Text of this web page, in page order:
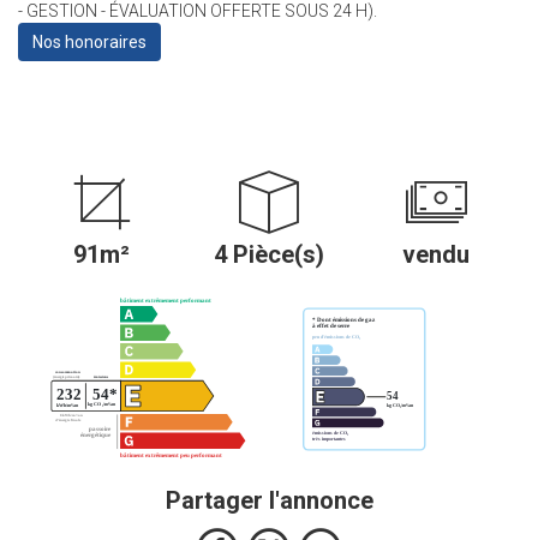
- GESTION - ÉVALUATION OFFERTE SOUS 24 H).
Nos honoraires
91m² 4 Pièce(s) vendu
Partager l'annonce